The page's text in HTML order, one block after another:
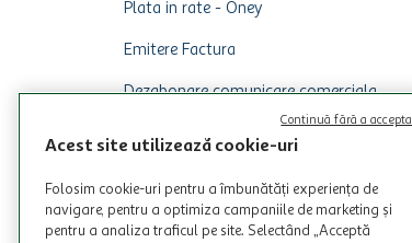
Plata in rate - Oney
Emitere Factura
Dezabonare comunicare comerciala
Acest site utilizează cookie-uri
Folosim cookie-uri pentru a îmbunătăți experiența de
navigare, pentru a optimiza campaniile de marketing și
pentru a analiza traficul pe site. Selectând „Acceptă
Continuă fără a accepta